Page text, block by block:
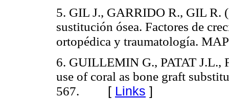
5. GIL J., GARRIDO R., GIL R.
sustitución ósea. Factores de
ortopédica y traumatología.
6. GUILLEMIN G., PATAT J.L.,
use of coral as bone graft
567. [ Links ]